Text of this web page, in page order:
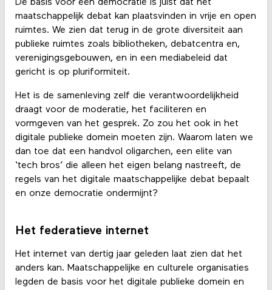
De basis voor een democratie is juist dat het
maatschappelijk debat kan plaatsvinden in vrije en open
ruimtes. We zien dat terug in de grote diversiteit aan
publieke ruimtes zoals bibliotheken, debatcentra en,
verenigingsgebouwen, en in een mediabeleid dat
gericht is op pluriformiteit.
Het is de samenleving zelf die verantwoordelijkheid
draagt voor de moderatie, het faciliteren en
vormgeven van het gesprek. Zo zou het ook in het
digitale publieke domein moeten zijn. Waarom laten we
dan toe dat een handvol oligarchen, een elite van
‘tech bros’ die alleen het eigen belang nastreeft, de
regels van het digitale maatschappelijke debat bepaalt
en onze democratie ondermijnt?
Het federatieve internet
Het internet van dertig jaar geleden laat zien dat het
anders kan. Maatschappelijke en culturele organisaties
legden de basis voor het digitale publieke domein en